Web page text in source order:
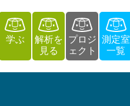
学ぶ
解析を
見る
プロジ
ェクト
測定室
一覧